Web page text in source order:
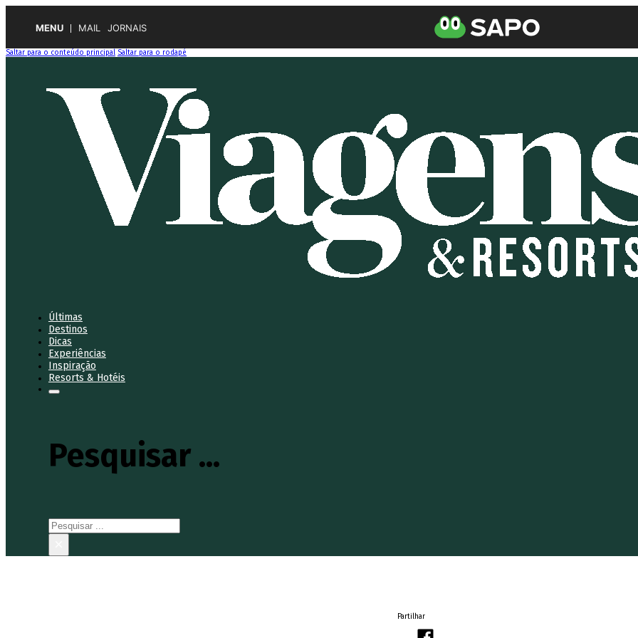
MENU MAIL JORNAIS
Saltar para o conteúdo principal Saltar para o rodapé
Últimas
Destinos
Dicas
Experiências
Inspiração
Resorts & Hotéis
Pesquisar ...
Pesquisar
Partilhar